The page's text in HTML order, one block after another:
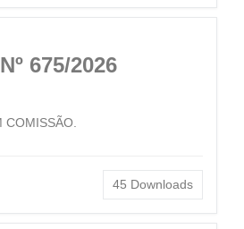
675/2026
COMISSÃO.
45 Downloads